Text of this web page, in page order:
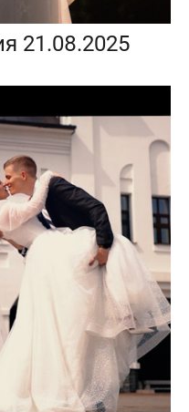
21.08.2025